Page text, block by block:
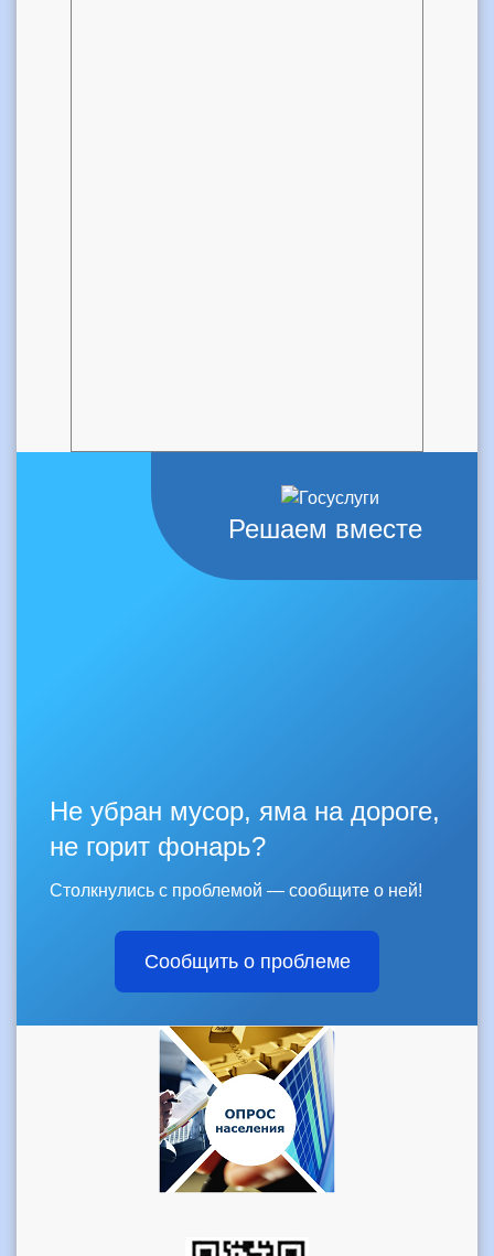
Решаем вместе
Не убран мусор, яма на дороге,
не горит фонарь?
Столкнулись с проблемой — сообщите о ней!
Сообщить о проблеме